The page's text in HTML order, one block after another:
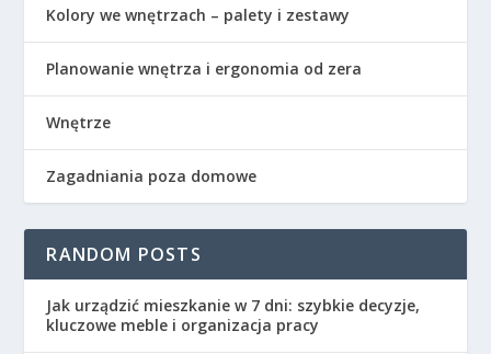
Kolory we wnętrzach – palety i zestawy
Planowanie wnętrza i ergonomia od zera
Wnętrze
Zagadniania poza domowe
RANDOM POSTS
Jak urządzić mieszkanie w 7 dni: szybkie decyzje,
kluczowe meble i organizacja pracy